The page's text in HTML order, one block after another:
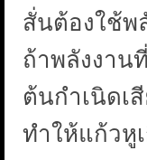
สั่นต้องใช้พ
ถ้าพลังงาน
ต้นกำเนิดเ
ทำให้แก้วหู